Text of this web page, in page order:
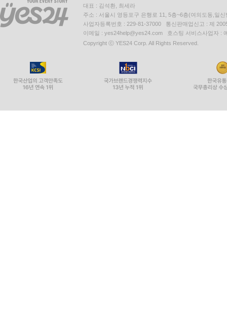
대표 : 김석환, 최세라
주소 : 서울시 영등포구 은행로 11, 5층~6층(여의도동,일신
사업자등록번호 : 229-81-37000 통신판매업신고 : 제
이메일 : yes24help@yes24.com 호스팅 서비스사업자 :
Copyright ⓒ YES24 Corp. All Rights Reserved.